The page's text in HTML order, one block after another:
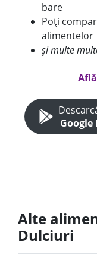
bare
Poți
alimentelor
și multe
Google
Alte
Dulciuri